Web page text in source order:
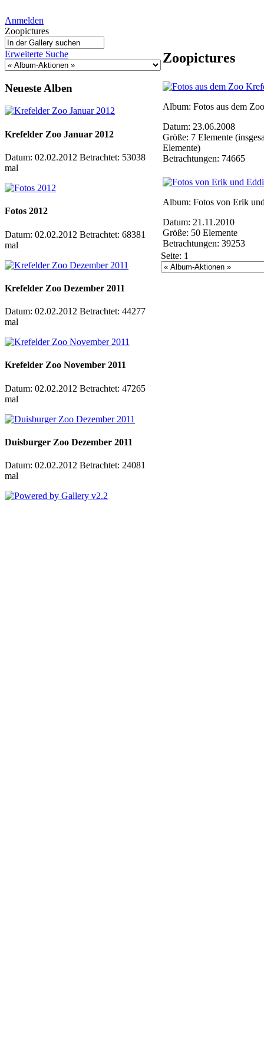
Anmelden
Zoopictures
Erweiterte Suche
Neueste Alben
Krefelder Zoo Januar 2012
Datum: 02.02.2012 Betrachtet: 53038
mal
Fotos 2012
Datum: 02.02.2012 Betrachtet: 68381
mal
Krefelder Zoo Dezember 2011
Datum: 02.02.2012 Betrachtet: 44277
mal
Krefelder Zoo November 2011
Datum: 02.02.2012 Betrachtet: 47265
mal
Duisburger Zoo Dezember 2011
Datum: 02.02.2012 Betrachtet: 24081
mal
Zoopictures
Album: Fotos aus dem
Datum: 23.06.2008
Größe: 7 Elemente
Elemente)
Betrachtungen: 74665
Album: Fotos von Erik
Datum: 21.11.2010
Größe: 50 Elemente
Betrachtungen: 39253
Seite: 1